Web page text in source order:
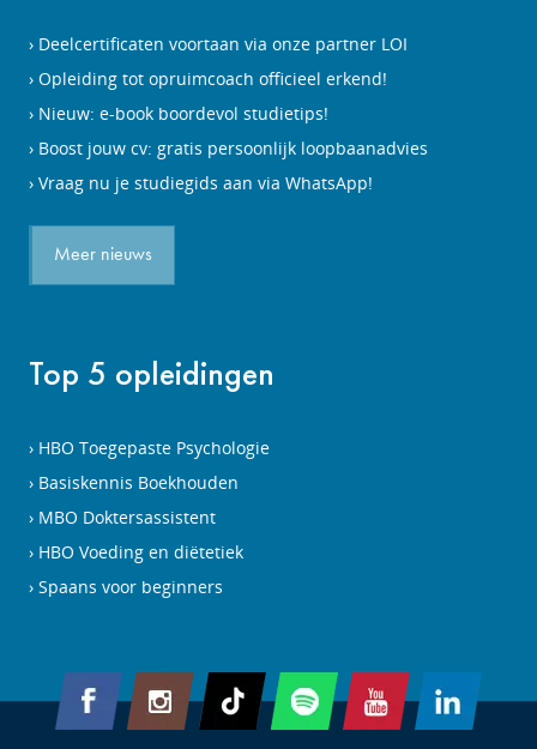
Deelcertificaten voortaan via onze partner LOI
Opleiding tot opruimcoach officieel erkend!
Nieuw: e-book boordevol studietips!
Boost jouw cv: gratis persoonlijk loopbaanadvies
Vraag nu je studiegids aan via WhatsApp!
Meer nieuws
Top 5 opleidingen
HBO Toegepaste Psychologie
Basiskennis Boekhouden
MBO Doktersassistent
HBO Voeding en diëtetiek
Spaans voor beginners